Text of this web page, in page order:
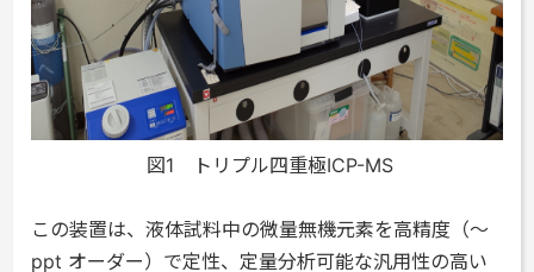
図1 トリプル四重極ICP-MS
この装置は、液体試料中の微量無機元素を高精度（～
ppt オーダー）で定性、定量分析可能な汎用性の高い